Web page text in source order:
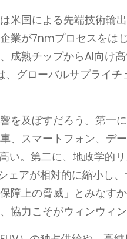
米国による先端技術輸
業が7nmプロセスをは
成熟チップからAI向け
グローバルサプライ
を及ぼすだろう。第一
、スマートフォン、デ
い。第二に、地政学的
ェアが相対的に縮小し
障上の脅威」とみなす
協力こそがウィンウィン